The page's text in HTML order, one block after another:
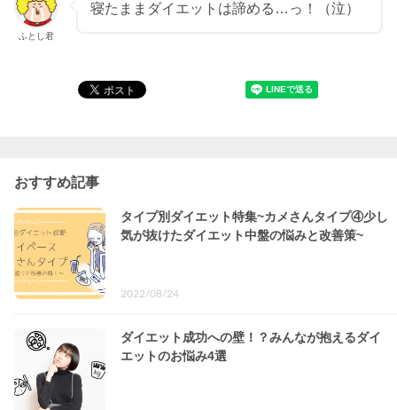
寝たままダイエットは諦める…っ！（泣）
ふとし君
おすすめ記事
タイプ別ダイエット特集~カメさんタイプ④少し
気が抜けたダイエット中盤の悩みと改善策~
2022/08/24
ダイエット成功への壁！？みんなが抱えるダイ
エットのお悩み4選